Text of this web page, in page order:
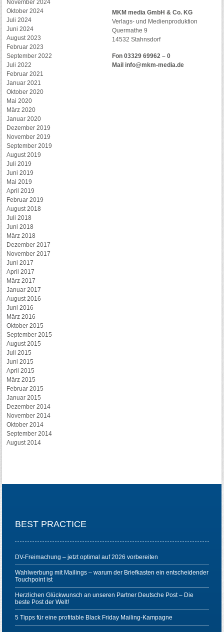
November 2024
Oktober 2024
Juli 2024
Juni 2024
August 2023
Februar 2023
September 2022
Juli 2022
Februar 2021
Januar 2021
Oktober 2020
Mai 2020
März 2020
Januar 2020
Dezember 2019
November 2019
September 2019
August 2019
Juli 2019
Juni 2019
Mai 2019
April 2019
Februar 2019
August 2018
Juli 2018
Juni 2018
März 2018
Dezember 2017
November 2017
Juni 2017
April 2017
März 2017
Januar 2017
August 2016
Juni 2016
März 2016
Oktober 2015
September 2015
August 2015
Juli 2015
Juni 2015
April 2015
März 2015
Februar 2015
Januar 2015
Dezember 2014
November 2014
Oktober 2014
September 2014
August 2014
MKM media GmbH & Co. KG
Verlags- und Medienproduktion
Quermathe 9
14532 Stahnsdorf
Fon 03329 69962 – 0
Mail info@mkm-media.de
BEST PRACTICE
DV-Freimachung – jetzt optimal auf 2026 vorbereiten
Wahlwerbung mit Mailings – warum der Briefkasten ein entscheidender
Touchpoint ist
Herzlichen Glückwunsch an unseren Partner Deutsche Post – Die
beste Post der Welt!
5 Tipps für eine profitable Black Friday Mailing-Kampagne